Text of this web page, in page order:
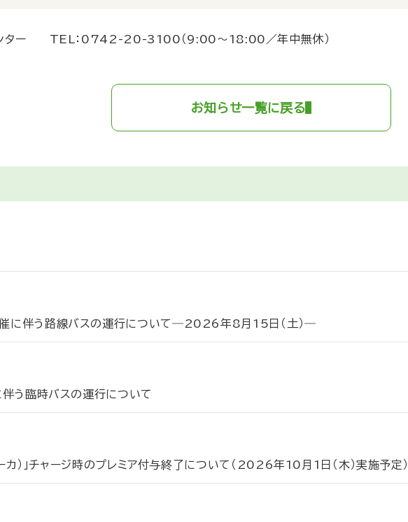
ンター TEL： 0742-20-3100 （9:00～18:00／年中無休）
お知らせ一覧に戻る
に伴う路線バスの運行について―2026年8月15日（土）―
伴う臨時バスの運行について
）」チャージ時のプレミア付与終了について（2026年10月1日（木）実施予定